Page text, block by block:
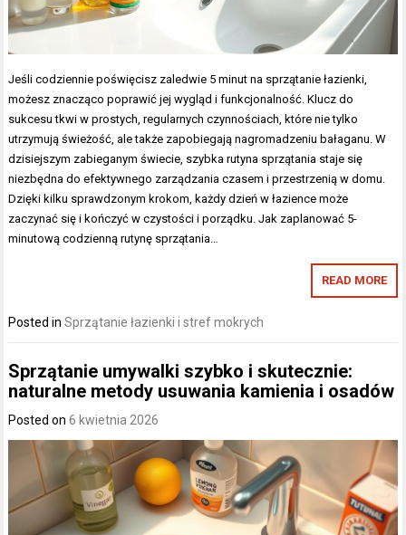
Jeśli codziennie poświęcisz zaledwie 5 minut na sprzątanie łazienki,
możesz znacząco poprawić jej wygląd i funkcjonalność. Klucz do
sukcesu tkwi w prostych, regularnych czynnościach, które nie tylko
utrzymują świeżość, ale także zapobiegają nagromadzeniu bałaganu. W
dzisiejszym zabieganym świecie, szybka rutyna sprzątania staje się
niezbędna do efektywnego zarządzania czasem i przestrzenią w domu.
Dzięki kilku sprawdzonym krokom, każdy dzień w łazience może
zaczynać się i kończyć w czystości i porządku. Jak zaplanować 5-
minutową codzienną rutynę sprzątania…
READ MORE
Posted inSprzątanie łazienki i stref mokrych
Sprzątanie umywalki szybko i skutecznie:
naturalne metody usuwania kamienia i osadów
Posted on6 kwietnia 2026